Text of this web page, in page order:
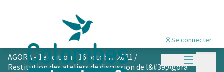
Menu
Se connecter
AGORA - 1e édition - 16 octobre 2021 /
Restitution des ateliers de discussion de l&#39;Agora